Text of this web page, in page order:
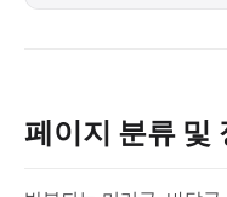
페이지 분류 및